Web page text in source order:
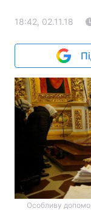
18:42, 02.11.18
Особливу